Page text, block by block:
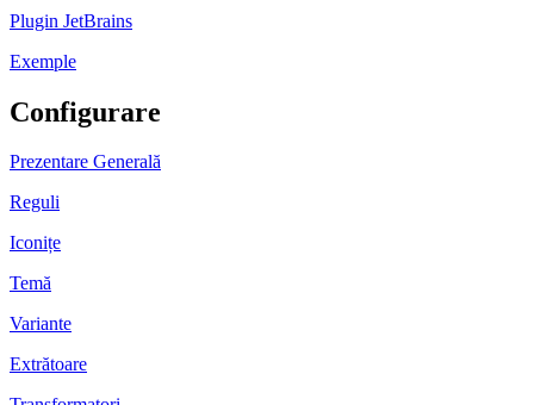
Plugin JetBrains
Exemple
Configurare
Prezentare Generală
Reguli
Iconițe
Temă
Variante
Extrătoare